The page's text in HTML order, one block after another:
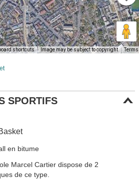
shortcuts Image may be subject to copyright Terms
SPORTIFS
en bitume
Marcel Cartier dispose de 2
de ce type.